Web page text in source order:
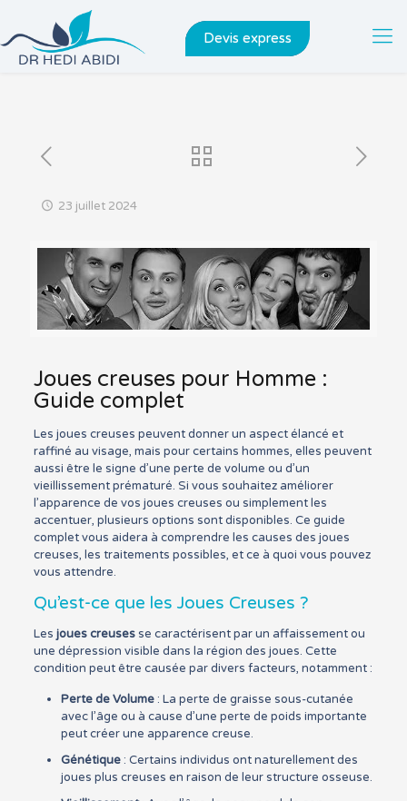
Devis express
23 juillet 2024
Joues creuses pour Homme :
Guide complet
Les joues creuses peuvent donner un aspect élancé et
raffiné au visage, mais pour certains hommes, elles peuvent
aussi être le signe d’une perte de volume ou d’un
vieillissement prématuré. Si vous souhaitez améliorer
l’apparence de vos joues creuses ou simplement les
accentuer, plusieurs options sont disponibles. Ce guide
complet vous aidera à comprendre les causes des joues
creuses, les traitements possibles, et ce à quoi vous pouvez
vous attendre.
Qu’est-ce que les Joues Creuses ?
Les joues creusesse caractérisent par un affaissement ou
une dépression visible dans la région des joues. Cette
condition peut être causée par divers facteurs, notamment :
Perte de Volume: La perte de graisse sous-cutanée
avec l’âge ou à cause d’une perte de poids importante
peut créer une apparence creuse.
Génétique: Certains individus ont naturellement des
joues plus creuses en raison de leur structure osseuse.